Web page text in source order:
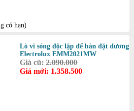
có hạn)
Lò vi sóng độc lập để bàn đặt dương
Electrolux EMM2021MW
Giá cũ:2.090.000
Giá mới: 1.358.500